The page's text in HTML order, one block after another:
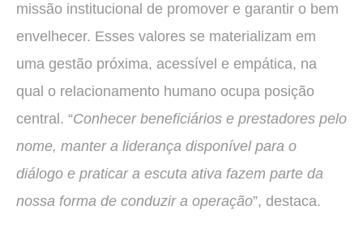
missão institucional de promover e garantir o bem
envelhecer. Esses valores se materializam em
uma gestão próxima, acessível e empática, na
qual o relacionamento humano ocupa posição
central. “Conhecer beneficiários e prestadores pelo
nome, manter a liderança disponível para o
diálogo e praticar a escuta ativa fazem parte da
nossa forma de conduzir a operação”, destaca.